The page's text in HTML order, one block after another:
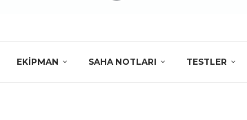
EKIPMAN SAHA NOTLARI TESTLER